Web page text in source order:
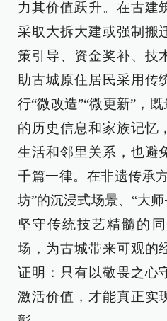
力其价值跃升。在古建
采取大拆大建或强制搬
策引导、资金奖补、技
助古城原住居民采用传
行“微改造”“微更新”，
的历史信息和家族记忆
生活和邻里关系，也避
千篇一律。在非遗传承
坊”的沉浸式场景、“大
坚守传统技艺精髓的
场，为古城带来可观的
证明：只有以敬畏之心
激活价值，才能真正实